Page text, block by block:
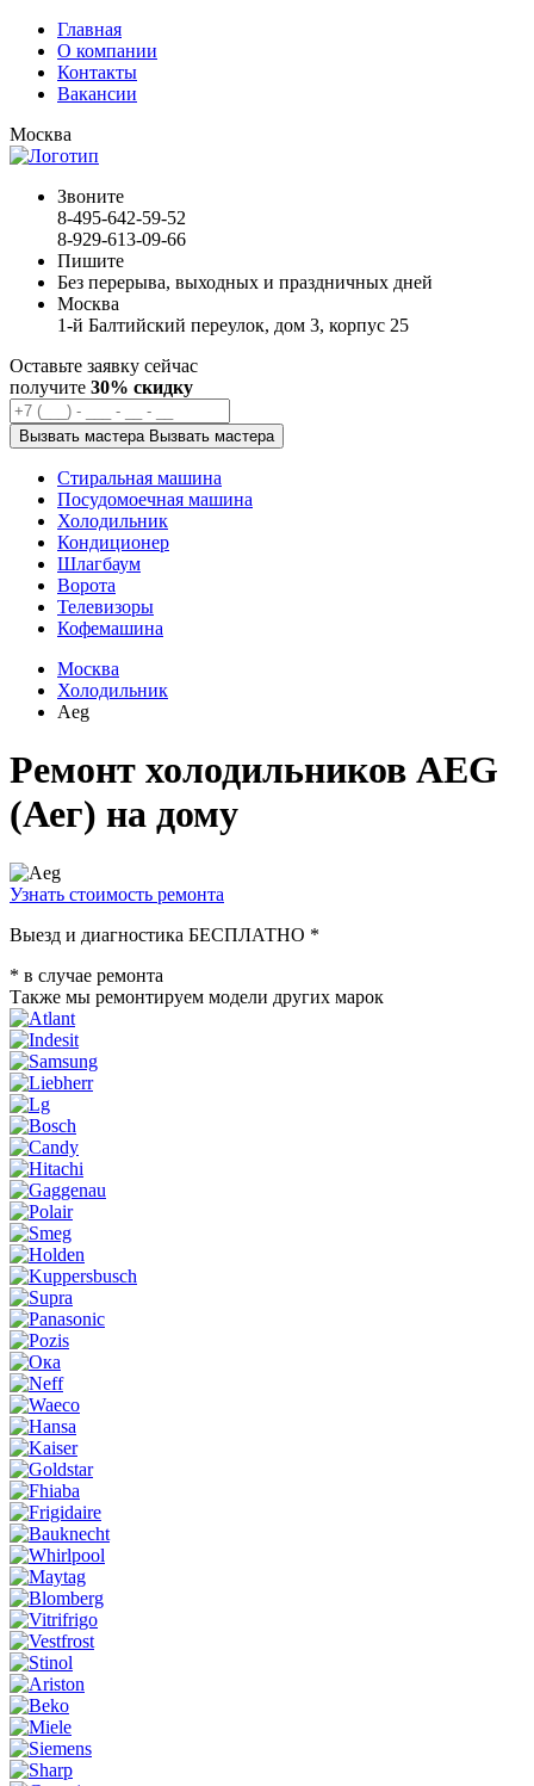
Главная
О компании
Контакты
Вакансии
Москва
Звоните
8-495-642-59-52
8-929-613-09-66
Пишите
Без перерыва, выходных и праздничных дней
Москва
1-й Балтийский переулок, дом 3, корпус 25
Оставьте заявку сейчас
получите 30% скидку
Вызвать мастера Вызвать мастера
Стиральная машина
Посудомоечная машина
Холодильник
Кондиционер
Шлагбаум
Ворота
Телевизоры
Кофемашина
Москва
Холодильник
Aeg
Ремонт холодильников AEG
(Аег) на дому
Узнать стоимость ремонта
Выезд и диагностика БЕСПЛАТНО *
* в случае ремонта
Также мы ремонтируем модели других марок